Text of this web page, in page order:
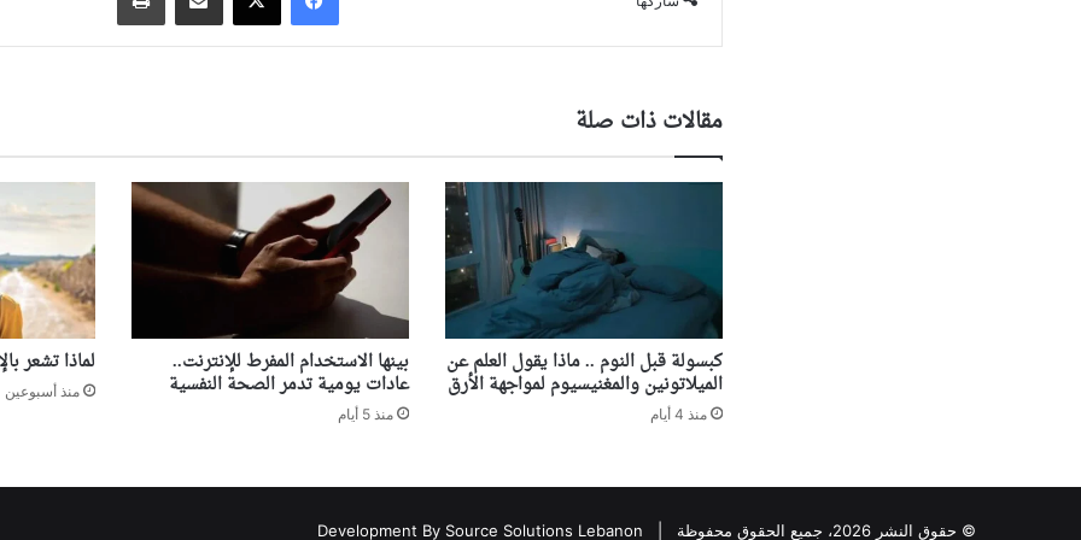
مقالات ذات صلة
كبسولة قبل النوم .. ماذا يقول العلم عن
الميلاتونين والمغنيسيوم لمواجهة الأرق
منذ 4 أيام
بينها الاستخدام المفرط للإنترنت..
عادات يومية تدمر الصحة النفسية
منذ 5 أيام
لماذا تشعر
منذ أسبوعين
© حقوق النشر 2026، جميع الحقوق محفوظة | Development By Source Solutions Lebanon